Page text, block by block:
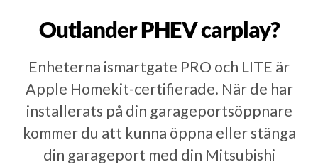
Outlander PHEV carplay?
Enheterna ismartgate PRO och LITE är
Apple Homekit-certifierade. När de har
installerats på din garageportsöppnare
kommer du att kunna öppna eller stänga
din garageport med din Mitsubishi